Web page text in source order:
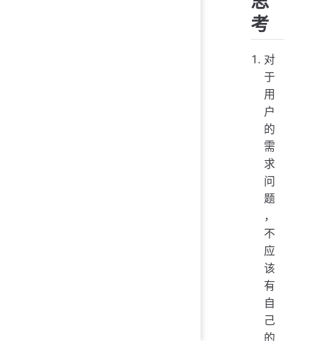
考
对
于
用
户
的
需
求
问
题
，
不
应
该
有
自
己
的